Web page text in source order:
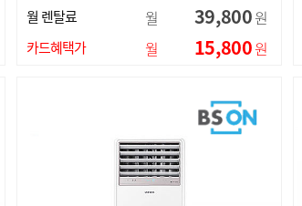
월 렌탈료 월 39,800원
카드혜택가 월 15,800원